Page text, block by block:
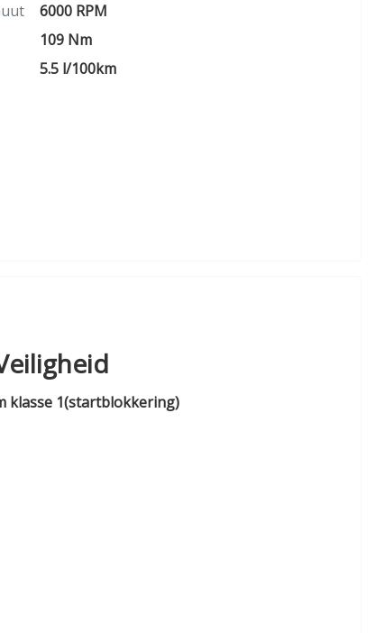
6000 RPM
109 Nm
5.5 l/100km
klasse 1(startblokkering)